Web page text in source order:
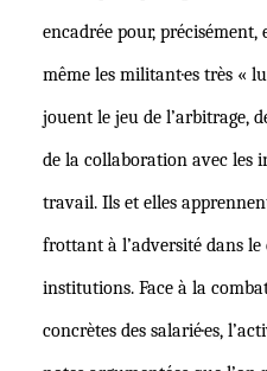
encadrée pour,
même les militant·es très «
jouent le jeu de l’arbitrage,
de la collaboration avec les
travail. Ils et elles
frottant à l’adversité dans le
institutions. Face à la
concrètes des salarié·es,